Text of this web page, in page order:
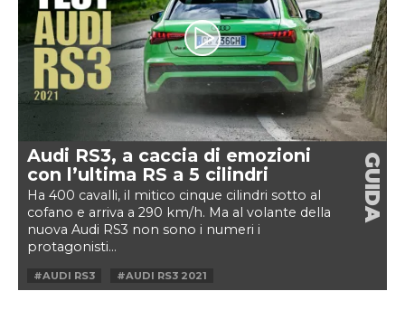
Audi RS3, a caccia di emozioni
con l’ultima RS a 5 cilindri
Ha 400 cavalli, il mitico cinque cilindri sotto al
cofano e arriva a 290 km/h. Ma al volante della
nuova Audi RS3 non sono i numeri i
protagonisti...
GUIDA
#AUDI RS3
#AUDI RS3 2021
#AUDI RS3 DRIFT MODE
#AUDI RS3 PROVA